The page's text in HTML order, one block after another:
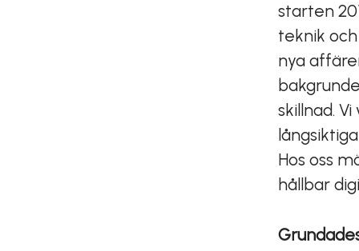
starten
teknik
nya
skillnad.
Hos oss
hållbar